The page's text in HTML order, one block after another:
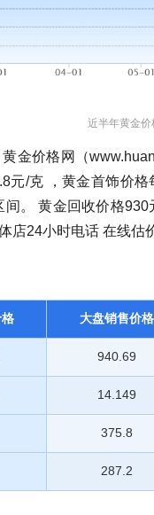
近半年黄金价
金价格网（
元/克 ，黄金首饰价
。 黄金回收价格
店24小时电话 在线估
大盘销售价格
940.69
14.149
375.8
287.2